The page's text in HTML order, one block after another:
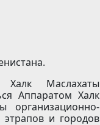
Халк Маслахаты
Аппаратом Халк
организационно-
этрапов и городов